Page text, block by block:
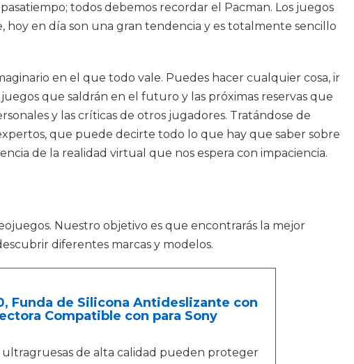
todos debemos recordar el Pacman. Los juegos
hoy en día son una gran tendencia y es totalmente sencillo
en el que todo vale. Puedes hacer cualquier cosa, ir
que saldrán en el futuro y las próximas reservas que
y las críticas de otros jugadores. Tratándose de
que puede decirte todo lo que hay que saber sobre
de la realidad virtual que nos espera con impaciencia.
Nuestro objetivo es que encontrarás la mejor
diferentes marcas y modelos.
Funda de Silicona Antideslizante con
Compatible con para Sony
ultragruesas de alta calidad pueden proteger